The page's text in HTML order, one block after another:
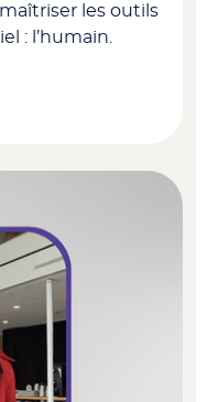
les outils
: l’humain.